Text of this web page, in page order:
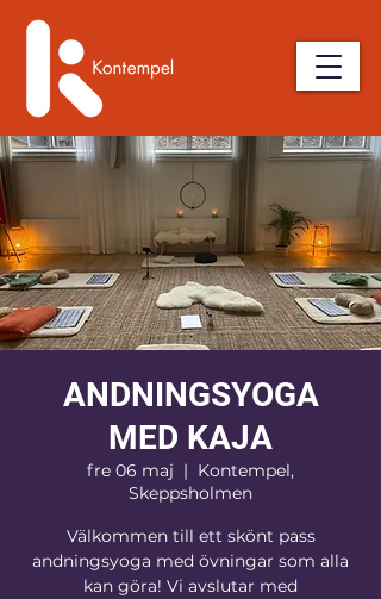
ANDNINGSYOGA
MED KAJA
fre 06 maj
  |
Kontempel,
Skeppsholmen
Välkommen till ett skönt pass
andningsyoga med övningar som alla
kan göra! Vi avslutar med